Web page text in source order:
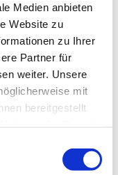
Medien anbieten
Website zu
zu Ihrer
Partner für
weiter. Unsere
mit
bereitgestellt